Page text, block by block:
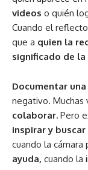
videos o quién
Cuando el
que a quien la
significado de
Documentar
negativo. Muchas
colaborar. Pero
inspirar y
cuando la cámara
ayuda, cuando la